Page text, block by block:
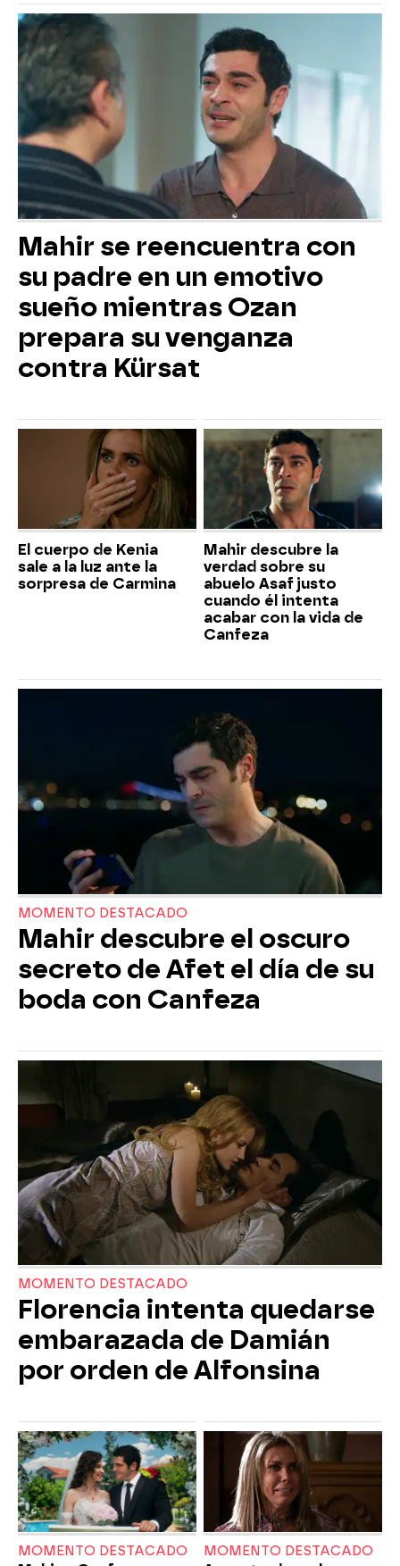
Mahir se reencuentra con
su padre en un emotivo
sueño mientras Ozan
prepara su venganza
contra Kürsat
El cuerpo de Kenia
sale a la luz ante la
sorpresa de Carmina
Mahir descubre la
verdad sobre su
abuelo Asaf justo
cuando él intenta
acabar con la vida de
Canfeza
MOMENTO DESTACADO
Mahir descubre el oscuro
secreto de Afet el día de su
boda con Canfeza
MOMENTO DESTACADO
Florencia intenta quedarse
embarazada de Damián
por orden de Alfonsina
MOMENTO DESTACADO MOMENTO DESTACADO